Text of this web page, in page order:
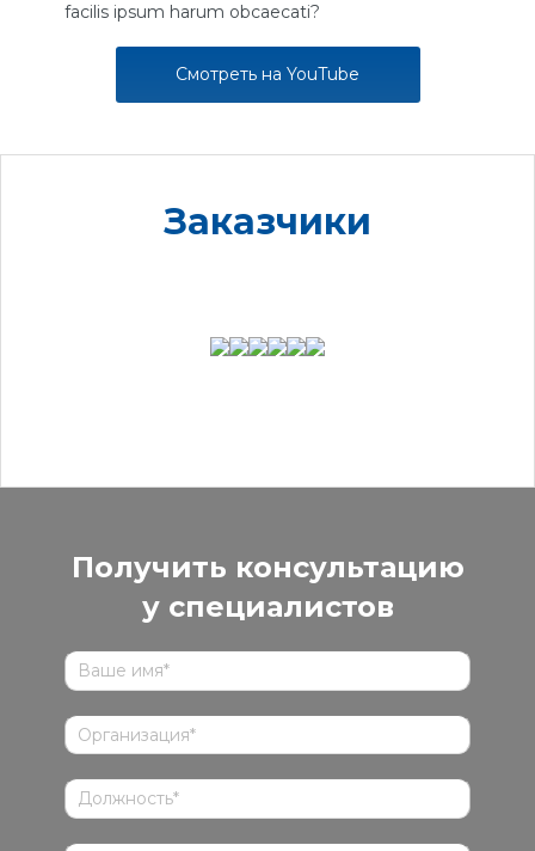
facilis ipsum harum obcaecati?
Смотреть на YouTube
Заказчики
Получить консультацию
у специалистов